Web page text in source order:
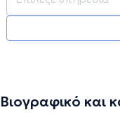
Βιογραφικό και